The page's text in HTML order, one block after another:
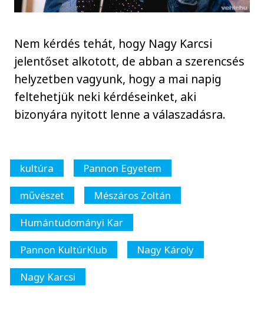
Nem kérdés tehát, hogy Nagy Karcsi
jelentőset alkotott, de abban a szerencsés
helyzetben vagyunk, hogy a mai napig
feltehetjük neki kérdéseinket, aki
bizonyára nyitott lenne a válaszadásra.
kultúra
Pannon Egyetem
művészet
Mészáros Zoltán
Humántudományi Kar
Pannon KultúrKlub
Nagy Károly
Nagy Karcsi